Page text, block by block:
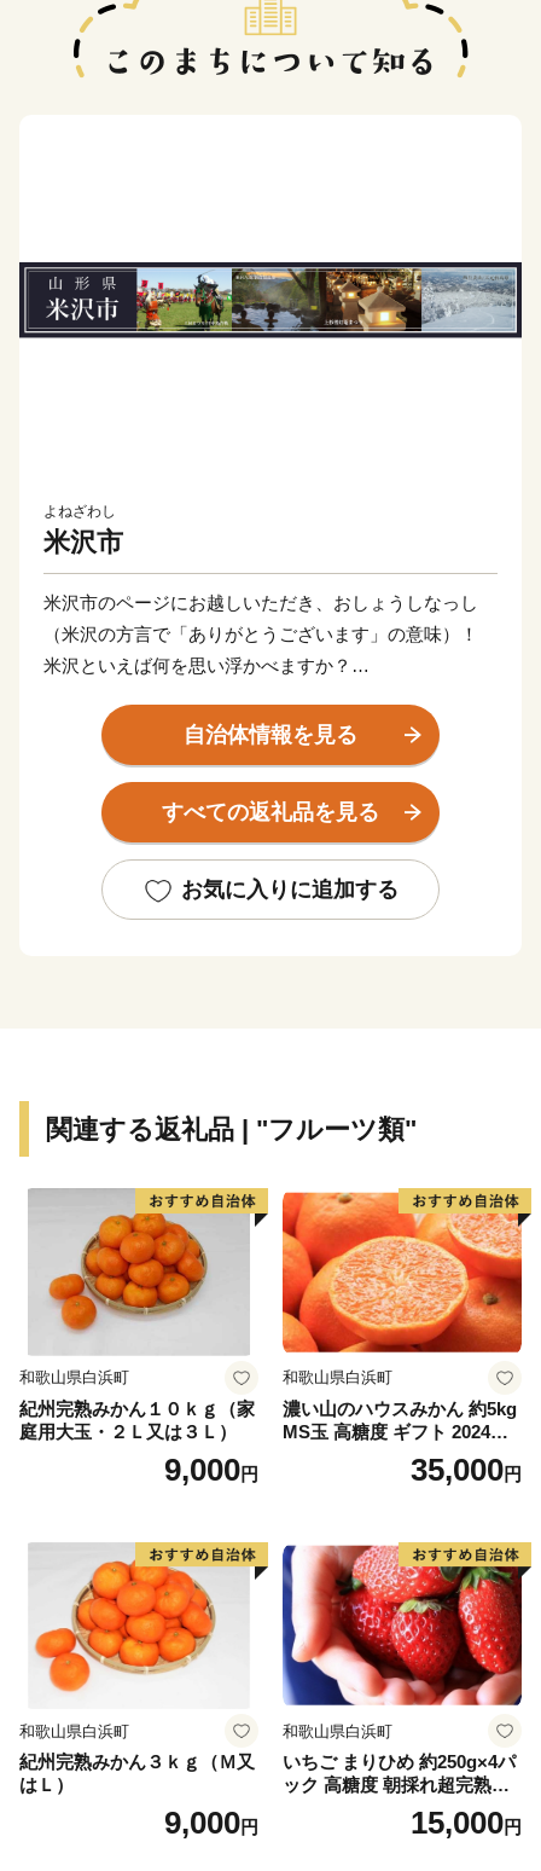
よねざわし
米沢市
米沢市のページにお越しいただき、おしょうしなっし
（米沢の方言で「ありがとうございます」の意味）！
米沢といえば何を思い浮かべますか？
米沢は、寒暖の差が大きい気候条件、よく肥えた土壌、
ミネラル豊富な水、澄んだ空気など美味しい食べ物が育
このため、全国を代表する米沢牛をはじめ、みずみずし
い果物や野菜などバラエティーに富んだ彩り豊かな食材
ます。
品づくりに生かされています。
－－－－－－－－－－－－－－－－－－－－－－－－－
－－－－－－－－－－－－－－－－－－－
◆米沢市は、ふるさと納税の対象団体です◆
本市は、ふるさと納税の基準に適合しているとして、
総務大臣の指定を受けました。
下記指定期間内に本市にふるさと納税（寄附）をします
と、個人住民税の寄附金特例控除の適用が受けられま
（なお、適用を受けるためには寄附者様にて税額控除の
【指定の根拠】
令和７年９月２６日付け総税市第１２０号
【指定期間】
令和７年１０月１日から令和８年９月３０日まで
自治体情報を見る
すべての返礼品を見る
お気に入りに追加する
関連する返礼品 | "フルーツ類"
和歌山県白浜町
紀州完熟みかん１０ｋｇ（家
庭用大玉・２Ｌ又は３Ｌ）
9,000円
和歌山県白浜町
濃い山のハウスみかん 約5kg
MS玉 高糖度 ギフト 2024年7
35,000円
和歌山県白浜町
紀州完熟みかん３ｋｇ（Ｍ又
はＬ）
9,000円
和歌山県白浜町
いちご まりひめ 約250g×4パ
ック 高糖度 朝採れ超完熟ま
りひめ 1月以降発送分15,000円